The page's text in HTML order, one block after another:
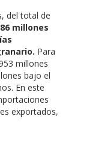
del total de
millones
Para
millones
bajo el
En este
exportados,